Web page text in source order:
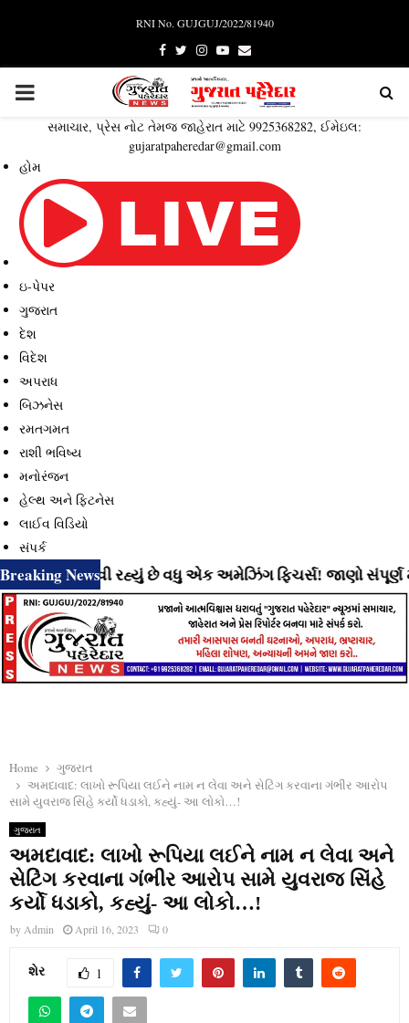
RNI No. GUJGUJ/2022/81940
Facebook
TwitterInstagram
YoutubeEmail
PRIMARY
MENU
સમાચાર, પ્રેસ નોટ તેમજ જાહેરાત માટે 9925368282, ઈમેઇલ:
gujaratpaheredar@gmail.com
હોમ
ઇ-પેપર
ગુજરાત
દેશ
વિદેશ
અપરાધ
બિઝનેસ
રમતગમત
રાશી ભવિષ્ય
મનોરંજન
હેલ્થ અને ફિટનેસ
લાઈવ વિડિયો
સંપર્ક
Breaking News
લાવી રહ્યું છે વધુ એક અમેઝિંગ ફિચર્સ! જાણો સંપૂર્ણ માહિતી
Home
ગુજરાત
અમદાવાદ: લાખો રૂપિયા લઈને નામ ન લેવા અને સેટિંગ કરવાના ગંભીર આરોપ
સામે યુવરાજ સિંહે કર્યો ધડાકો, કહ્યું- આ લોકો…!
ગુજરાત
અમદાવાદ: લાખો રૂપિયા લઈને નામ ન લેવા અને
સેટિંગ કરવાના ગંભીર આરોપ સામે યુવરાજ સિંહે
કર્યો ધડાકો, કહ્યું- આ લોકો…!
by Admin April 16, 2023 0
શેર 1